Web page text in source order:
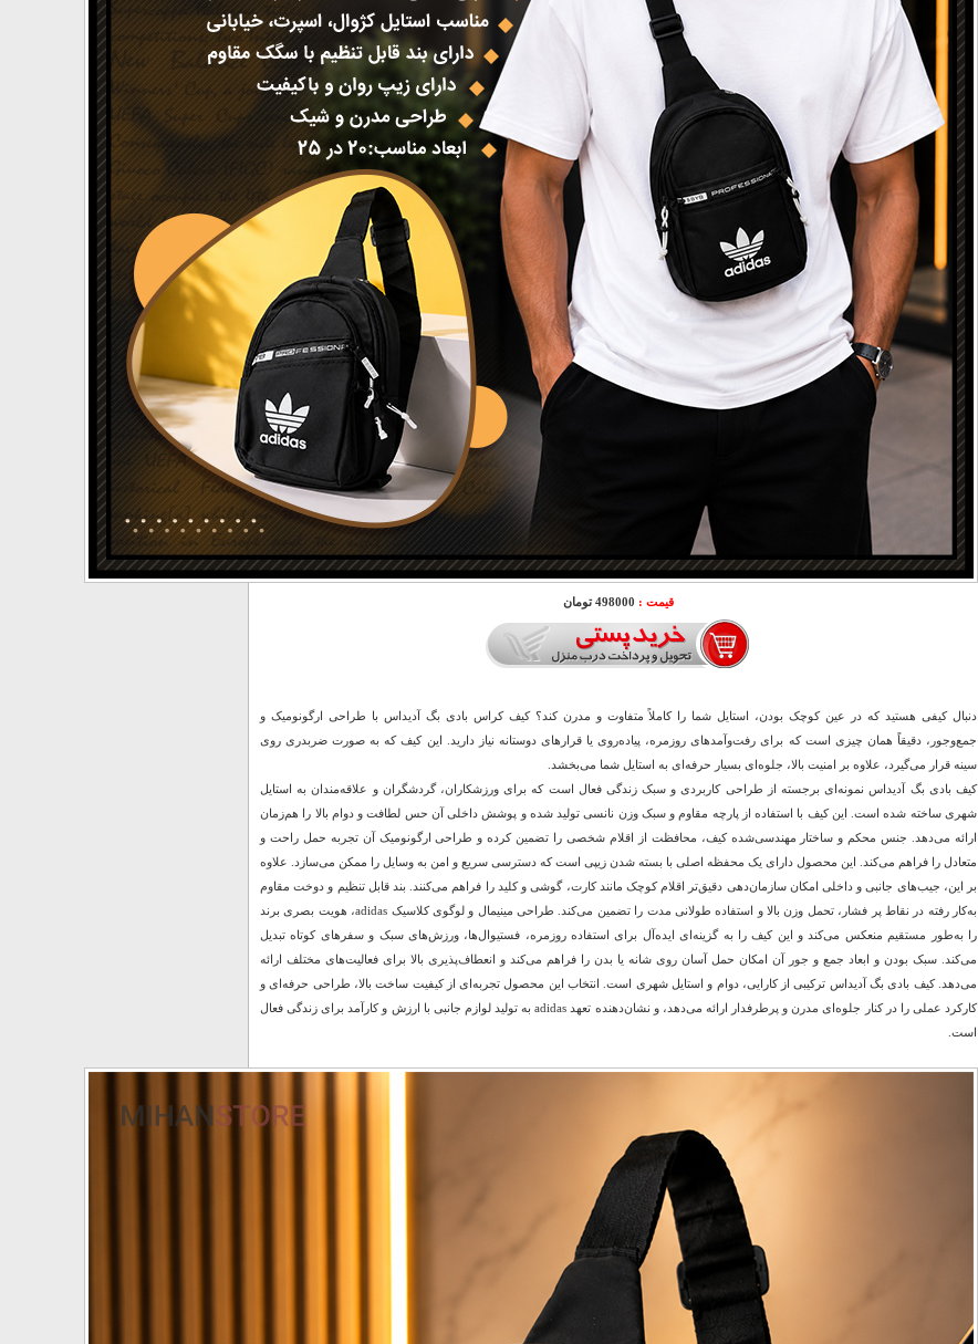
قیمت : 498000 تومان
دنبال کیفی هستید که در عین کوچک بودن، استایل شما را کاملاً متفاوت و مدرن کند؟ کیف کراس‌ بادی بگ آدیداس با طراحی ارگونومیک و
جمع‌وجور، دقیقاً همان چیزی است که برای رفت‌وآمدهای روزمره، پیاده‌روی یا قرارهای دوستانه نیاز دارید. این کیف که به صورت ضربدری روی
سینه قرار می‌گیرد، علاوه بر امنیت بالا، جلوه‌ای بسیار حرفه‌ای به استایل شما می‌بخشد.
کیف بادی بگ آدیداس نمونه‌ای برجسته از طراحی کاربردی و سبک زندگی فعال است که برای ورزشکاران، گردشگران و علاقه‌مندان به استایل
شهری ساخته شده است. این کیف با استفاده از پارچه مقاوم و سبک وزن نانسی تولید شده و پوشش داخلی آن حس لطافت و دوام بالا را هم‌زمان
ارائه می‌دهد. جنس محکم و ساختار مهندسی‌شده کیف، محافظت از اقلام شخصی را تضمین کرده و طراحی ارگونومیک آن تجربه حمل راحت و
متعادل را فراهم می‌کند. این محصول دارای یک محفظه اصلی با بسته شدن زیپی است که دسترسی سریع و امن به وسایل را ممکن می‌سازد. علاوه
بر این، جیب‌های جانبی و داخلی امکان سازمان‌دهی دقیق‌تر اقلام کوچک مانند کارت، گوشی و کلید را فراهم می‌کنند. بند قابل تنظیم و دوخت مقاوم
به‌کار رفته در نقاط پر فشار، تحمل وزن بالا و استفاده طولانی مدت را تضمین می‌کند. طراحی مینیمال و لوگوی کلاسیک adidas، هویت بصری برند
را به‌طور مستقیم منعکس می‌کند و این کیف را به گزینه‌ای ایده‌آل برای استفاده روزمره، فستیوال‌ها، ورزش‌های سبک و سفرهای کوتاه تبدیل
می‌کند. سبک بودن و ابعاد جمع و جور آن امکان حمل آسان روی شانه یا بدن را فراهم می‌کند و انعطاف‌پذیری بالا برای فعالیت‌های مختلف ارائه
می‌دهد. کیف بادی بگ آدیداس ترکیبی از کارایی، دوام و استایل شهری است. انتخاب این محصول تجربه‌ای از کیفیت ساخت بالا، طراحی حرفه‌ای و
کارکرد عملی را در کنار جلوه‌ای مدرن و پرطرفدار ارائه می‌دهد، و نشان‌دهنده تعهد adidas به تولید لوازم جانبی با ارزش و کارآمد برای زندگی فعال
است.